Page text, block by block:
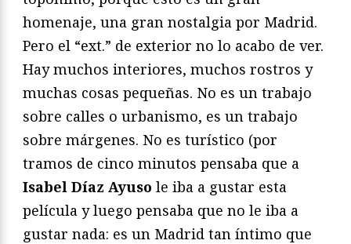
homenaje, una gran nostalgia por Madrid.
Pero el “ext.” de exterior no lo acabo de ver.
Hay muchos interiores, muchos rostros y
muchas cosas pequeñas. No es un trabajo
sobre calles o urbanismo, es un trabajo
sobre márgenes. No es turístico (por
tramos de cinco minutos pensaba que a
Isabel Díaz Ayuso le iba a gustar esta
película y luego pensaba que no le iba a
gustar nada: es un Madrid tan íntimo que